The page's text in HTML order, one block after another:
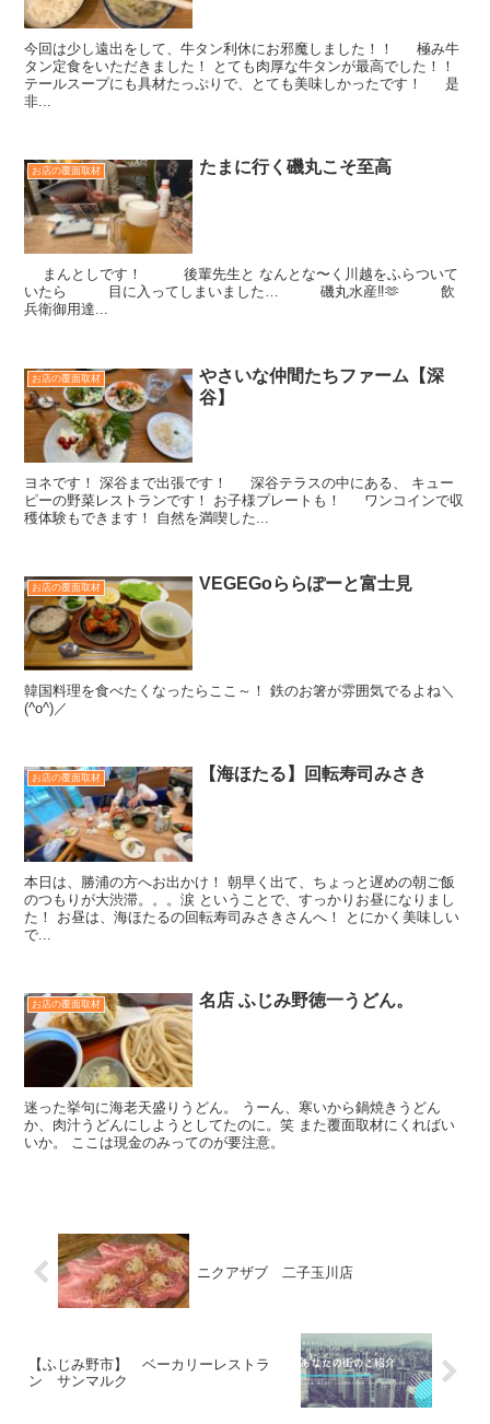
今回は少し遠出をして、牛タン利休にお邪魔しました！！ 極み牛
タン定食をいただきました！ とても肉厚な牛タンが最高でした！！
テールスープにも具材たっぷりで、とても美味しかったです！ 是
非...
お店の覆面取材 たまに行く磯丸こそ至高
まんとしです！ 後輩先生と なんとな〜く川越をふらついて
いたら 目に入ってしまいました… 磯丸水産‼️🫶 飲
兵衛御用達...
お店の覆面取材
やさいな仲間たちファーム【深
谷】
ヨネです！ 深谷まで出張です！ 深谷テラスの中にある、 キュー
ピーの野菜レストランです！ お子様プレートも！ ワンコインで収
穫体験もできます！ 自然を満喫した...
お店の覆面取材 VEGEGoららぽーと富士見
韓国料理を食べたくなったらここ～！ 鉄のお箸が雰囲気でるよね＼
(^o^)／
お店の覆面取材 【海ほたる】回転寿司みさき
本日は、勝浦の方へお出かけ！ 朝早く出て、ちょっと遅めの朝ご飯
のつもりが大渋滞。。。涙 ということで、すっかりお昼になりまし
た！ お昼は、海ほたるの回転寿司みさきさんへ！ とにかく美味しい
で...
お店の覆面取材 名店 ふじみ野徳一うどん。
迷った挙句に海老天盛りうどん。 うーん、寒いから鍋焼きうどん
か、肉汁うどんにしようとしてたのに。笑 また覆面取材にくればい
いか。 ここは現金のみってのが要注意。
ニクアザブ 二子玉川店
【ふじみ野市】 ベーカリーレストラ
ン サンマルク